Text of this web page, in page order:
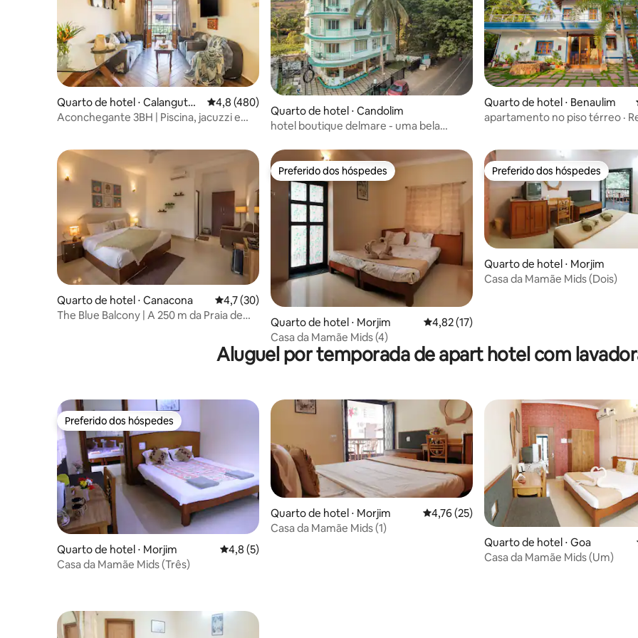
Quarto de hotel ⋅ Calangute -
Anjuna
4,8 de uma avaliação média de 5, 480 avaliações
4,8 (480)
Aconchegante 3BH | Piscina, jacuzzi e
Quarto de hotel ⋅ Candolim
hotel boutique delmare - uma bela
Quarto de hotel ⋅ Benaulim
apartamento no piso térreo ·
Quarto de hotel ⋅ Canacona 4,7 de uma avaliação média de 5, 30 avaliações
4,7 (30)
The Blue Balcony | A 250 m da Praia de
Preferido dos hóspedes
Preferido dos hóspedes
Quarto de hotel ⋅ Morjim 4,82 de uma avaliação média de 5, 17
4,82 (17)
Casa da Mamãe Mids (4)
Preferido dos hóspedes
Preferido dos hóspedes
Quarto de hotel ⋅ Morjim
Casa da Mamãe Mids (Dois)
Aluguel por temporada de apart hotel com
Preferido dos hóspedes
Preferido dos hóspedes
Quarto de hotel ⋅ Morjim 4,8 de uma avaliação média de 5, 5 avaliações
4,8 (5)
Casa da Mamãe Mids (Três)
Quarto de hotel ⋅ Morjim 4,76 de uma avaliação média de 5, 25
4,76 (25)
Casa da Mamãe Mids (1)
Quarto de hotel ⋅ Goa
Casa da Mamãe Mids (Um)